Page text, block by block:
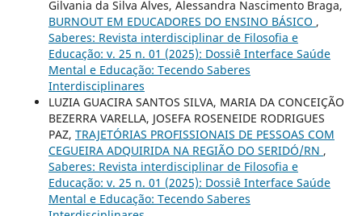
Gilvania da Silva Alves, Alessandra Nascimento Braga,
BURNOUT EM EDUCADORES DO ENSINO BÁSICO ,
Saberes: Revista interdisciplinar de Filosofia e
Educação: v. 25 n. 01 (2025): Dossiê Interface Saúde
Mental e Educação: Tecendo Saberes
Interdisciplinares
LUZIA GUACIRA SANTOS SILVA, MARIA DA CONCEIÇÃO
BEZERRA VARELLA, JOSEFA ROSENEIDE RODRIGUES
PAZ, TRAJETÓRIAS PROFISSIONAIS DE PESSOAS COM
CEGUEIRA ADQUIRIDA NA REGIÃO DO SERIDÓ/RN ,
Saberes: Revista interdisciplinar de Filosofia e
Educação: v. 25 n. 01 (2025): Dossiê Interface Saúde
Mental e Educação: Tecendo Saberes